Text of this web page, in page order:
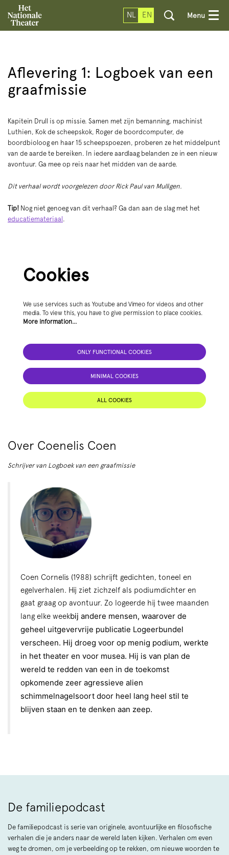
NL EN Menu
Aflevering 1: Logboek van een
graafmissie
Kapitein Drull is op missie. Samen met zijn bemanning, machinist
Luthien, Kok de scheepskok, Roger de boordcomputer, de
boordbioloog en haar 15 scheepspoezen, proberen ze het middelpunt
van de aarde te bereiken. In iedere aardlaag belanden ze in een nieuw
avontuur. Ga mee op reis naar het midden van de aarde.
Dit verhaal wordt voorgelezen door Rick Paul van Mulligen.
Tip! Nog niet genoeg van dit verhaal? Ga dan aan de slag met het
educatiemateriaal .
Cookies
We use services such as Youtube and Vimeo for videos and other
media. To view this, you have to give permission to place cookies.
More information…
ONLY FUNCTIONAL COOKIES
MINIMAL COOKIES
ALL COOKIES
Over Coenelis Coen
Schrijver van Logboek van een graafmissie
Coen Cornelis (1988) schrijft gedichten, toneel en
egelverhalen. Hij ziet zichzelf als podiumdichter en
gaat graag op avontuur. Zo logeerde hij twee maanden
lang elke weekbij andere mensen, waarover de
geheel uitgevervrije publicatie Logeerbundel
verscheen. Hij droeg voor op menig podium, werkte
in het theater en voor musea. Hij is van plan de
wereld te redden van een in de toekomst
opkomende zeer agressieve alien
schimmelnagelsoort door heel lang heel stil te
blijven staan en te denken aan zeep.
De familiepodcast
De familiepodcast is serie van originele, avontuurlijke en filosofische
verhalen die je anders naar de wereld laten kijken. Verhalen om even
weg te dromen, om je verbeelding op te rekken, om nieuwe woorden te